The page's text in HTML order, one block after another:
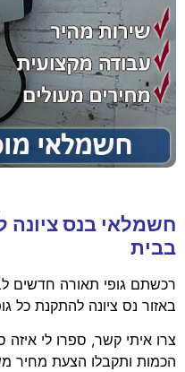
חשמלאי בנס ציונה
בבית
רכשתם גופי תאורה חדשים
באזור נס ציונה להתקנת כל
צרו איתי קשר, ספרו לי איזה
הכמות ותקבלו הצעת מחיר